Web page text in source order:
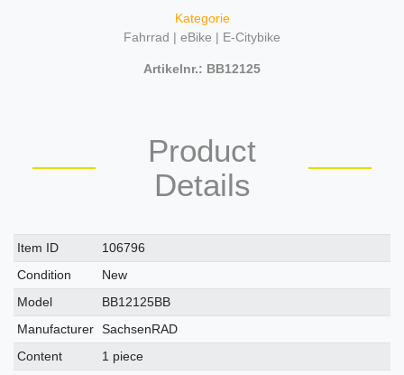
Kategorie
Fahrrad | eBike | E-Citybike
Artikelnr.: BB12125
Product
Details
Technical
characteristic
Value
Item ID
106796
Condition
New
Model
BB12125BB
Manufacturer SachsenRAD
Content
1 piece